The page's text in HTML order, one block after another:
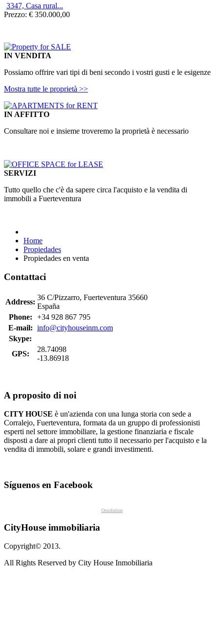
3347, Casa rural...
Prezzo: € 350.000,00
IN VENDITA
Possiamo offrire vari tipi di beni secondo i vostri gusti e le esigenze
Mostra tutte le proprietà >>
IN AFFITTO
Consultare noi e insieme troveremo la proprietà è necessario
SERVIZI
Tutto quello che c'è da sapere circa l'acquisto e la vendita di
immobili a Fuerteventura
Home
Propiedades
Propiedades en venta
Contattaci
Address:
36 C/Pizzarro, Fuerteventura 35660
España
Phone:
+34 928 867 795
E-mail: info@cityhouseinm.com
Skype:
GPS:
28.74098
-13.86918
A proposito di noi
CITY HOUSE è un'azienda con una lunga storia con sede a
Corralejo, Fuerteventura, formata da un gruppo di professionisti
esperti nel settore immobiliare, la gestione finanziaria e fiscale
disposti a dare ai propri clienti tutto il necessario per l'acquisto e la
vendita di immobili, solare e grandi investimenti.
Síguenos en Facebook
Ossolution
CityHouse immobiliaria
Copyright© 2013.
All Rights Reserved by City House Inmobiliaria